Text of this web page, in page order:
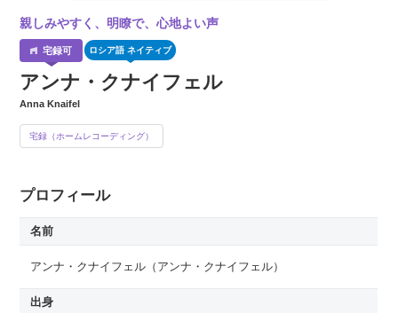
親しみやすく、明瞭で、心地よい声
ロシア語ネイティブ
アンナ・クナイフェル
Anna Knaifel
宅録（ホームレコーディング）
プロフィール
名前
アンナ・クナイフェル （アンナ・クナイフェル）
出身